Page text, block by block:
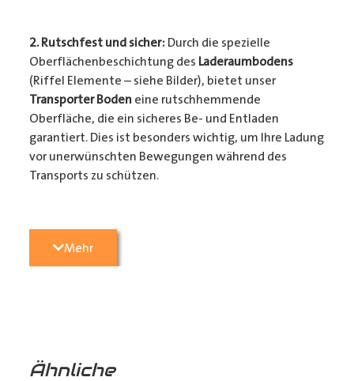
2. Rutschfest und sicher: Durch die spezielle
Oberflächenbeschichtung des Laderaumbodens
(Riffel Elemente – siehe Bilder), bietet unser
Transporter Bodeneine rutschhemmende
Oberfläche, die ein sicheres Be- und Entladen
garantiert. Dies ist besonders wichtig, um Ihre Ladung
vor unerwünschten Bewegungen während des
Transports zu schützen.
3. Passgenauigkeit:
präzise konturgefräst, um perfekt in Ihren
Mehr
Ähnliche